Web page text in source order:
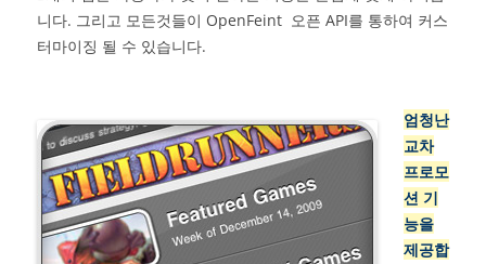
니다. 그리고 모든것들이 OpenFeint 오픈 API를 통하여 커스
터마이징 될 수 있습니다.
엄청난
교차
프로모
션 기
능을
제공합